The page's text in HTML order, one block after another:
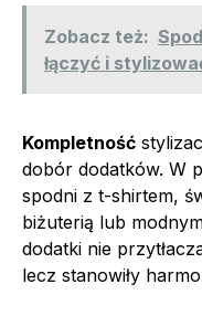
Zobacz też:
łączyć i
Kompletność
dobór dodatków. W
spodni z t-shirtem,
biżuterią lub
dodatki nie
lecz stanowiły